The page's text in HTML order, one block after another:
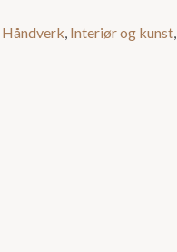
Håndverk, Interiør og kunst,